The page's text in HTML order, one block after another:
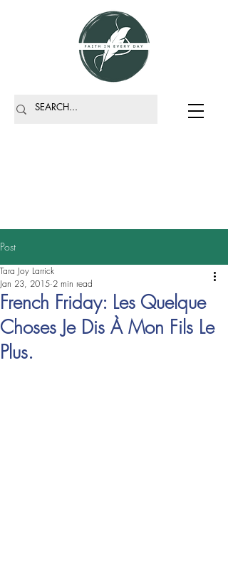
Post
French Friday: Les Quelque
Choses Je Dis À Mon Fils Le
Plus.
Tara Joy Larrick
Jan 23, 2015 2 min read